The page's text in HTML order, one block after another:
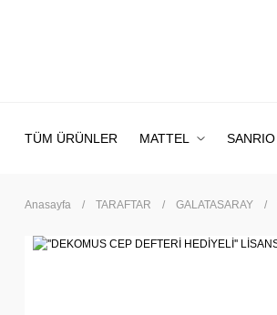
TÜM ÜRÜNLER MATTEL SANRIO
Anasayfa TARAFTAR GALATASARAY